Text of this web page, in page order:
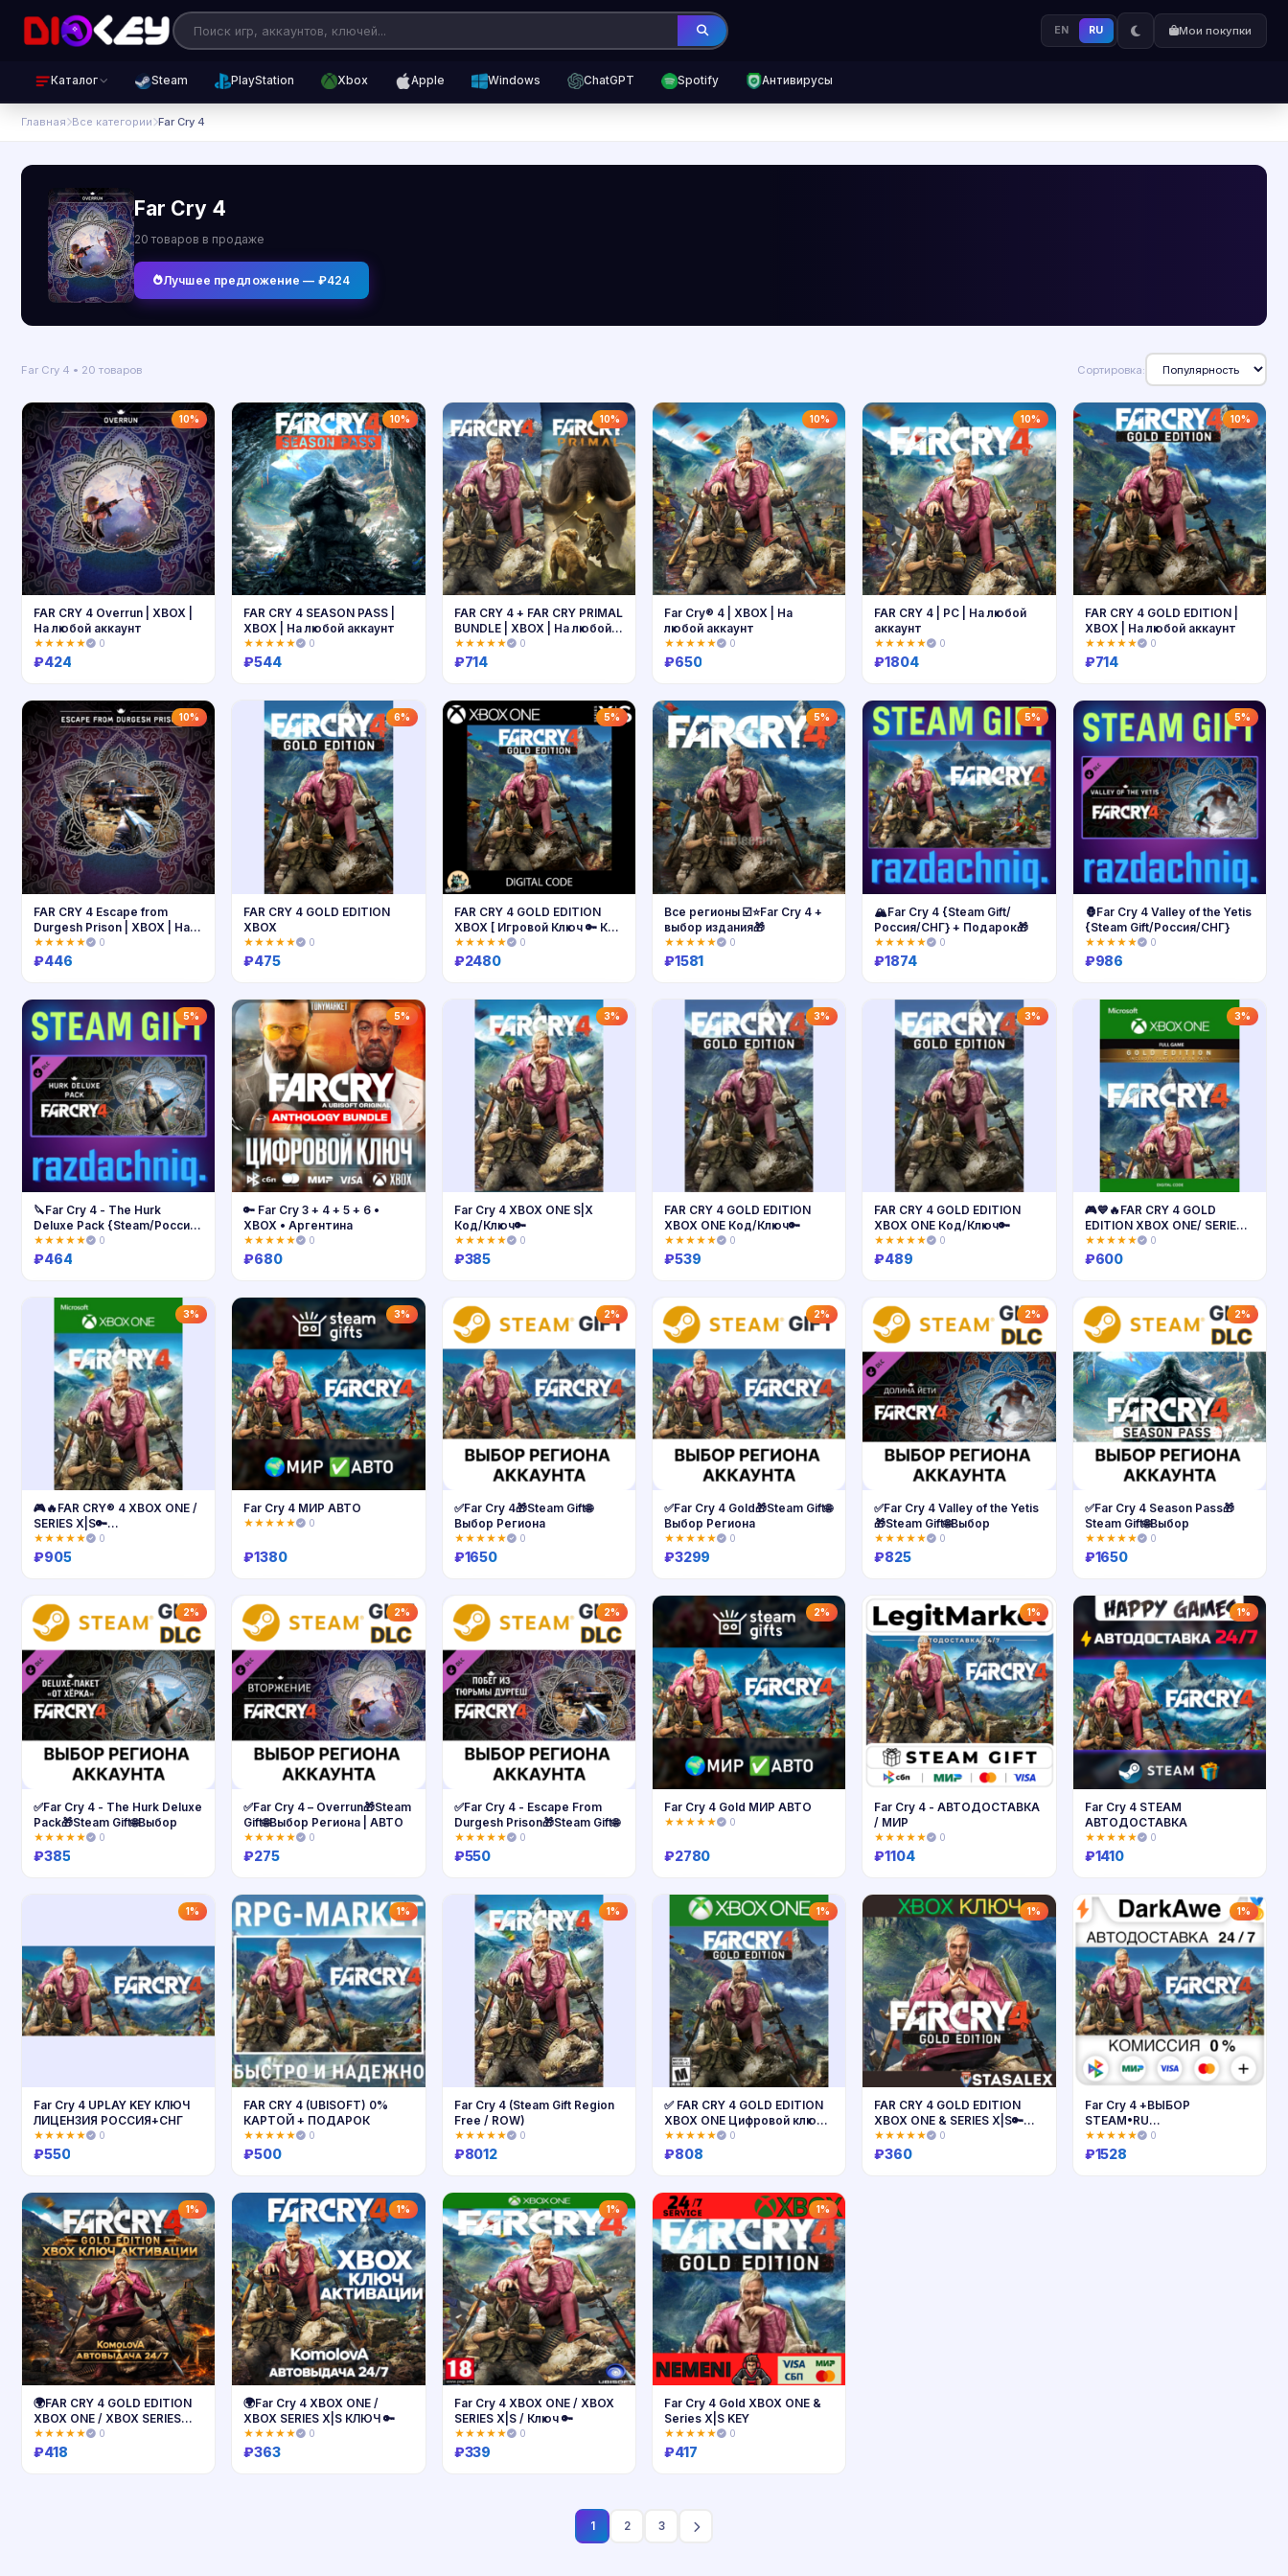
EN RU Мои покупки
Каталог Steam PlayStation Xbox Apple Windows ChatGPT Spotify Антивирусы
Главная Все категории Far Cry 4
Far Cry 4
20 товаров в продаже
Лучшее предложение — ₽424
Far Cry 4 • 20 товаров Сортировка:
10%
Купить
FAR CRY 4 Overrun | XBOX |
На любой аккаунт
★★★★★ 0
₽424
10%
Купить
FAR CRY 4 SEASON PASS |
XBOX | На любой аккаунт
★★★★★ 0
₽544
10%
Купить
FAR CRY 4 + FAR CRY PRIMAL
BUNDLE | XBOX | На любой
аккаунт
★★★★★ 0
₽714
10%
Far Cry® 4 | XBOX | На
любой аккаунт
★★★★★ 0
₽650
10%
Купить
FAR CRY 4 | PC | На любой
аккаунт
★★★★★ 0
₽1804
10%
Купить
FAR CRY 4 GOLD EDITION |
XBOX | На любой аккаунт
★★★★★ 0
₽714
10%
FAR CRY 4 Escape from
Durgesh Prison | XBOX | На
любой аккаунт
★★★★★ 0
₽446
6%
Купить
FAR CRY 4 GOLD EDITION
XBOX
★★★★★ 0
₽475
5%
Купить
FAR CRY 4 GOLD EDITION
XBOX [ Игровой Ключ 🔑 Код
]★★★★★ 0
₽2480
5%
Купить
Все регионы ☑️⭐Far Cry 4 +
выбор издания🎁
★★★★★ 0
₽1581
5%
Купить
🏔️Far Cry 4 {Steam Gift/
Россия/СНГ} + Подарок🎁
★★★★★ 0
₽1874
5%
🦍Far Cry 4 Valley of the Yetis
{Steam Gift/Россия/СНГ}
★★★★★ 0
₽986
5%
🔪Far Cry 4 - The Hurk
Deluxe Pack {Steam/Россия/
СНГ}
★★★★★ 0
₽464
5%
Купить
🔑 Far Cry 3 + 4 + 5 + 6 •
XBOX • Аргентина
★★★★★ 0
₽680
3%
Far Cry 4 XBOX ONE S|X
Код/Ключ🔑
★★★★★ 0
₽385
3%
FAR CRY 4 GOLD EDITION
XBOX ONE Код/Ключ🔑
★★★★★ 0
₽539
3%
FAR CRY 4 GOLD EDITION
XBOX ONE Код/Ключ🔑
★★★★★ 0
₽489
3%
🎮💙🔥FAR CRY 4 GOLD
EDITION XBOX ONE/ SERIES
X|S🔑КЛЮЧ AR ЛИЦЕНЗИЯ🔥
★★★★★ 0
₽600
3%
🎮🔥FAR CRY® 4 XBOX ONE /
SERIES X|S🔑
КЛЮЧ+ПОМОЩЬ🔥
★★★★★ 0
₽905
3%
Far Cry 4 МИР АВТО
★★★★★ 0
₽1380
2%
✅Far Cry 4🎁Steam Gift🌐
Выбор Региона
★★★★★ 0
₽1650
2%
Купить
✅Far Cry 4 Gold🎁Steam Gift🌐
Выбор Региона
★★★★★ 0
₽3299
2%
Купить
✅Far Cry 4 Valley of the Yetis
🎁Steam Gift🌐Выбор
★★★★★ 0
₽825
2%
Купить
✅Far Cry 4 Season Pass🎁
Steam Gift🌐Выбор
★★★★★ 0
₽1650
2%
✅Far Cry 4 - The Hurk Deluxe
Pack🎁Steam Gift🌐Выбор
★★★★★ 0
₽385
2%
Купить
✅Far Cry 4 – Overrun🎁Steam
Gift🌐Выбор Региона | АВТО
★★★★★ 0
₽275
2%
Купить
✅Far Cry 4 - Escape From
Durgesh Prison🎁Steam Gift🌐
★★★★★ 0
₽550
2%
Купить
Far Cry 4 Gold МИР АВТО
★★★★★ 0
₽2780
1%
Купить
Far Cry 4 - АВТОДОСТАВКА
/ МИР
★★★★★ 0
₽1104
1%
Купить
Far Cry 4 STEAM
АВТОДОСТАВКА
★★★★★ 0
₽1410
1%
Купить
Far Cry 4 UPLAY KEY КЛЮЧ
ЛИЦЕНЗИЯ РОССИЯ+СНГ
★★★★★ 0
₽550
1%
Купить
FAR CRY 4 (UBISOFT) 0%
КАРТОЙ + ПОДАРОК
★★★★★ 0
₽500
1%
Купить
Far Cry 4 (Steam Gift Region
Free / ROW)
★★★★★ 0
₽8012
1%
Купить
✅ FAR CRY 4 GOLD EDITION
XBOX ONE Цифровой ключ
🔑
★★★★★ 0
₽808
1%
FAR CRY 4 GOLD EDITION
XBOX ONE & SERIES X|S🔑
КЛЮЧ
★★★★★ 0
₽360
1%
Far Cry 4 +ВЫБОР
STEAM•RU
⚡️АВТОДОСТАВКА 💳0%
★★★★★ 0
₽1528
1%
🌍FAR CRY 4 GOLD EDITION
XBOX ONE / XBOX SERIES
X|S КЛЮЧ🔑
★★★★★ 0
₽418
1%
🌍Far Cry 4 XBOX ONE /
XBOX SERIES X|S КЛЮЧ 🔑
★★★★★ 0
₽363
1%
Far Cry 4 XBOX ONE / XBOX
SERIES X|S / Ключ 🔑
★★★★★ 0
₽339
1%
Far Cry 4 Gold XBOX ONE &
Series X|S KEY
★★★★★ 0
₽417
1 2 3